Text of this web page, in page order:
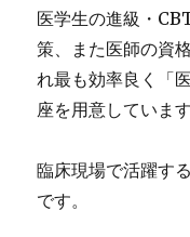
医学生の進級・
策、また医師の資
れ最も効率良く「
座を用意しています
臨床現場で活躍す
です。